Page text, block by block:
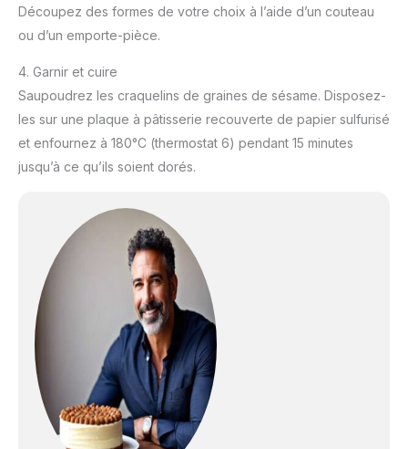
Découpez des formes de votre choix à l’aide d’un couteau
ou d’un emporte-pièce.
4. Garnir et cuire
Saupoudrez les craquelins de graines de sésame. Disposez-
les sur une plaque à pâtisserie recouverte de papier sulfurisé
et enfournez à 180°C (thermostat 6) pendant 15 minutes
jusqu’à ce qu’ils soient dorés.